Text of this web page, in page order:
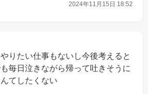
2024年11月15日 18:52
りたい仕事もないし今後考えると
毎日泣きながら帰って吐きそうに
てしたくない